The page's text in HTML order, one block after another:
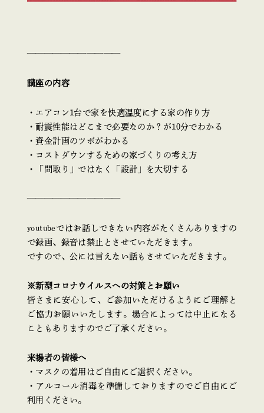
———————————
講座の内容
・エアコン1台で家を快適温度にする家の作り方
・耐震性能はどこまで必要なのか？が10分でわかる
・資金計画のツボがわかる
・コストダウンするための家づくりの考え方
・「間取り」ではなく「設計」を大切する
———————————
youtubeではお話しできない内容がたくさんありますの
で録画、録音は禁止とさせていただきます。
ですので、公には言えない話もさせていただきます。
※新型コロナウイルスへの対策とお願い
皆さまに安心して、ご参加いただけるようにご理解と
ご協力お願いいたします。場合によっては中止になる
こともありますのでご了承ください。
来場者の皆様へ
・マスクの着用はご自由にご選択ください。
・アルコール消毒を準備しておりますのでご自由にご
利用ください。